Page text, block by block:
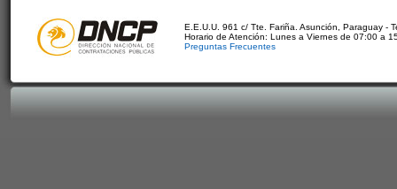
E.E.U.U. 961 c/ Tte. Fariña. Asunción, Paraguay -
Horario de Atención: Lunes a Viernes de 07:00 a
Preguntas Frecuentes